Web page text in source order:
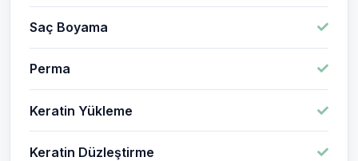
Saç Boyama
Perma
Keratin Yükleme
Keratin Düzleştirme